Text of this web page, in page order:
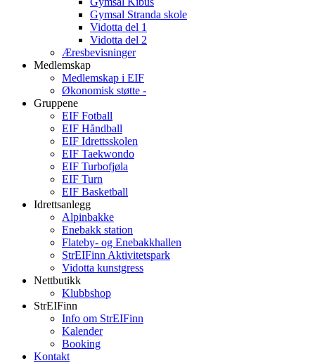
Gymsal Stranda skole
Vidotta del 1
Vidotta del 2
Æresbevisninger
Medlemskap
Medlemskap i EIF
Økonomisk støtte -
Gruppene
EIF Fotball
EIF Håndball
EIF Idrettsskolen
EIF Taekwondo
EIF Turbofjøla
EIF Turn
EIF Basketball
Idrettsanlegg
Alpinbakke
Enebakk station
Flateby- og Enebakkhallen
StrEIFinn Aktivitetspark
Vidotta kunstgress
Nettbutikk
Klubbshop
StrEIFinn
Info om StrEIFinn
Kalender
Booking
Kontakt